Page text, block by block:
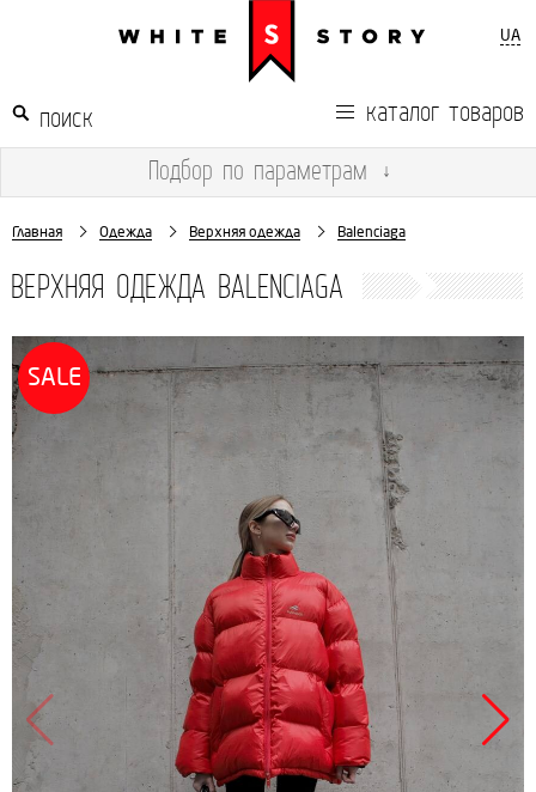
UA
каталог товаров
Подбор по параметрам ↓
Главная Одежда Верхняя одежда Balenciaga
ВЕРХНЯЯ ОДЕЖДА BALENCIAGA
SALE